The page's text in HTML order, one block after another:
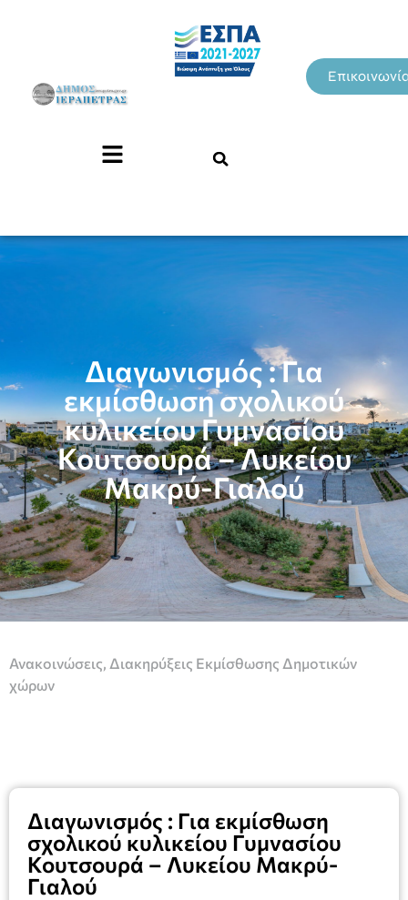
Διαγωνισμός : Για
εκμίσθωση σχολικού
κυλικείου Γυμνασίου
Κουτσουρά – Λυκείου
Μακρύ-Γιαλού
Ανακοινώσεις Διακηρύξεις Εκμίσθωσης Δημοτικών
χώρων
Διαγωνισμός : Για εκμίσθωση
σχολικού κυλικείου Γυμνασίου
Κουτσουρά – Λυκείου Μακρύ-
Γιαλού